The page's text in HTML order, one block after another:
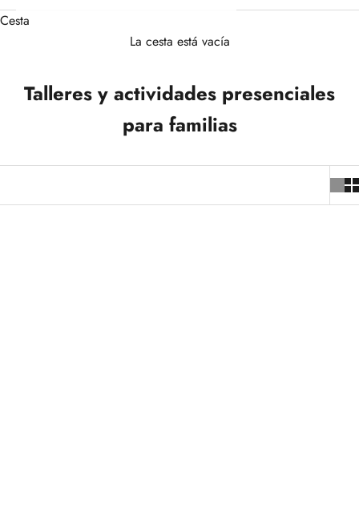
Cesta
La cesta está vacía
Talleres y actividades presenciales
para familias